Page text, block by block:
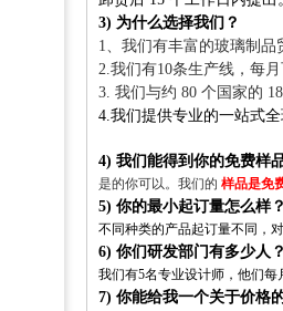
3) 为什么选择我们？
1、我们有丰富的玻璃制
2.我们有10条生产线，每
3. 我们与约 80 个国家的
4.我们提供专业的一站式
4) 我们能得到你的免费样
是的你可以。我们的 样品是免
5) 你的最小起订量怎么样
不同种类的产品起订量不同，
6) 你们研发部门有多少人
我们有5名专业设计师，他们每
7) 你能给我一个关于价格